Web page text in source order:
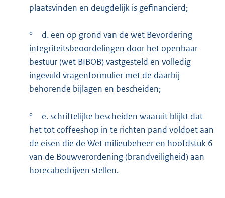
plaatsvinden en deugdelijk is gefinancierd;
°
d. een op grond van de wet Bevordering
integriteitsbeoordelingen door het openbaar
bestuur (wet BIBOB) vastgesteld en volledig
ingevuld vragenformulier met de daarbij
behorende bijlagen en bescheiden;
°
e. schriftelijke bescheiden waaruit blijkt dat
het tot coffeeshop in te richten pand voldoet aan
de eisen die de Wet milieubeheer en hoofdstuk 6
van de Bouwverordening (brandveiligheid) aan
horecabedrijven stellen.